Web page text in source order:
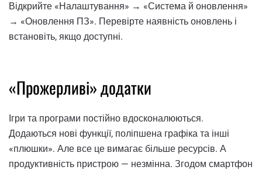
Відкрийте «Налаштування» → «Система й оновлення»
→ «Оновлення ПЗ». Перевірте наявність оновлень і
встановіть, якщо доступні.
«Прожерливі» додатки
Ігри та програми постійно вдосконалюються.
Додаються нові функції, поліпшена графіка та інші
«плюшки». Але все це вимагає більше ресурсів. А
продуктивність пристрою — незмінна. Згодом смартфон